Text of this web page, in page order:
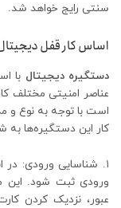
سنتی رایج خواهد شد.
اساس کار قفل
دستگیره دیجیتال با
عناصر امنیتی مختلف
است با توجه به نوع و
کار این دستگیره‌ها
۱. شناسایی ورودی: در
ورودی ثبت شود. این